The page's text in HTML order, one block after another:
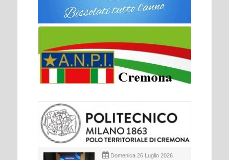
Domenica 26 Luglio 2026